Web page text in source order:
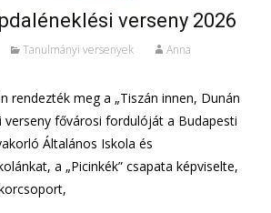
verseny 2026
Tanulmányi versenyek Anna
rendezték meg a „Tiszán innen, Dunán
verseny fővárosi fordulóját a Budapesti
Általános Iskola és
a „Picinkék” csapata képviselte,